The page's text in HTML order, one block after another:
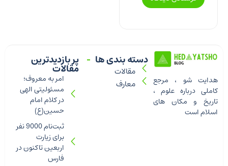
پر بازدیدترین
مقالات
امر به معروف؛
مسئولیتی الهی
در کلام امام
حسین(ع)
ثبت‌نام 9000 نفر
برای زیارت
اربعین تاکنون در
فارس
دسته بندی ها
مقالات
معارف
هدایت شو ، مرجع
کاملی درباره علوم ،
تاریخ و مکان های
اسلام است